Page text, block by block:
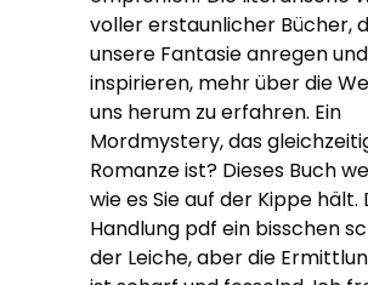
voller erstaunlicher Bücher,
unsere Fantasie anregen
inspirieren, mehr über die
uns herum zu erfahren. Ein
Mordmystery, das
Romanze ist? Dieses Buch
wie es Sie auf der Kippe hält.
Handlung pdf ein bisschen
der Leiche, aber die